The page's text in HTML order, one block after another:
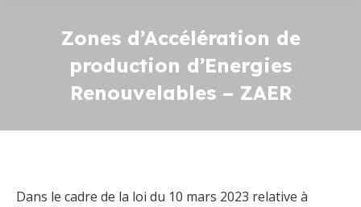
Zones d’Accélération de
production d’Energies
Renouvelables – ZAER
Dans le cadre de la loi du 10 mars 2023 relative à